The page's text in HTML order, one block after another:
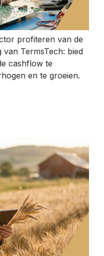
profiteren van de
TermsTech: bied
cashflow te
en te groeien.